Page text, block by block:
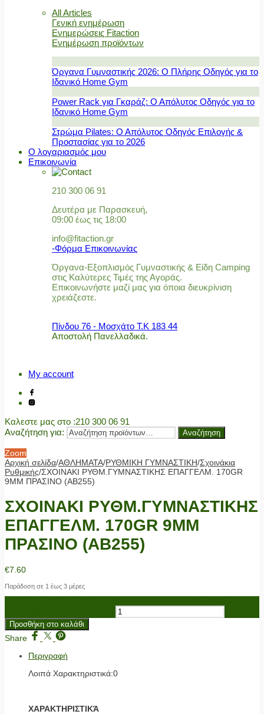
All Articles
Γενική ενημέρωση
Ενημερώσεις Fitaction
Ενημέρωση προϊόντων
Όργανα Γυμναστικής 2026: Ο Πλήρης Οδηγός για το
Ιδανικό Home Gym
Power Rack για Γκαράζ: Ο Απόλυτος Οδηγός για το
Ιδανικό Home Gym
Στρώμα Pilates: Ο Απόλυτος Οδηγός Επιλογής &
Προστασίας για το 2026
Ο λογαριασμός μου
Επικοινωνία
210 300 06 91
Δευτέρα με Παρασκευή,
09:00 έως τις 18:00
info@fitaction.gr
-Φόρμα Επικοινωνίας
Όργανα-Εξοπλισμός Γυμναστικής & Είδη Camping
στις Καλύτερες Τιμές της Αγοράς.
Επικοινωνήστε μαζί μας για όποια διευκρίνιση
χρειάζεστε.
Πίνδου 76 - Μοσχάτο Τ.Κ 183 44
Αποστολή Πανελλαδικά.
My account
Καλεστε μας στο :210 300 06 91
Αναζήτηση για:
Αναζήτηση
Zoom
Αρχική σελίδα/ΑΘΛΗΜΑΤΑ/ΡΥΘΜΙΚΗ ΓΥΜΝΑΣΤΙΚΗ/Σχοινάκια
Ρυθμικής/ΣΧΟΙΝΑΚΙ ΡΥΘΜ.ΓΥΜΝΑΣΤΙΚΗΣ ΕΠΑΓΓΕΛΜ. 170GR
9MM ΠΡΑΣΙΝΟ (AB255)
ΣΧΟΙΝΑΚΙ ΡΥΘΜ.ΓΥΜΝΑΣΤΙΚΗΣ
ΕΠΑΓΓΕΛΜ. 170GR 9MM
ΠΡΑΣΙΝΟ (AB255)
€7.60
Παράδοση σε 1 έως 3 μέρες
Προσθήκη στο καλάθι
Share
Περιγραφή
Λοιπά Χαρακτηριστικά:0
ΧΑΡΑΚΤΗΡΙΣΤΙΚΆ